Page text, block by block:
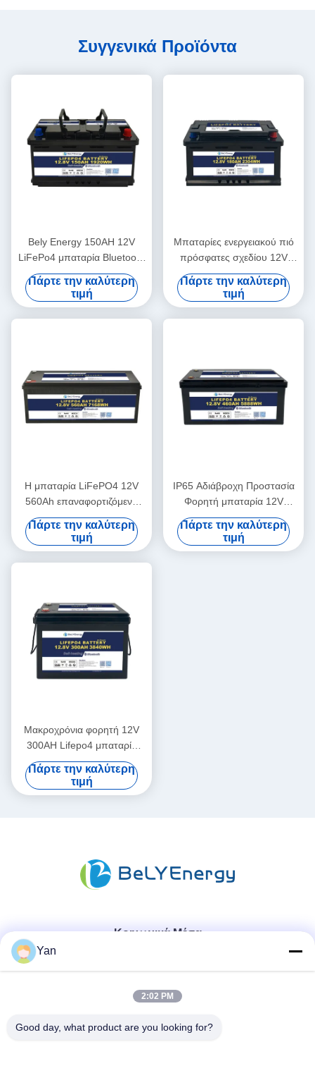
Συγγενικά Προϊόντα
Bely Energy 150AH 12V
LiFePo4 μπαταρία Bluetooth
και αυτοθέρμανση για Yachit
Medical
Πάρτε την καλύτερη
τιμή
Μπαταρίες ενεργειακού πιό
πρόσφατες σχεδίου 12V
180AH Bely για Bluetooth για
το σταθμό βάσης rv
ενεργειακής αποθήκευσης
UPS
Πάρτε την καλύτερη
τιμή
Η μπαταρία LiFePO4 12V
560Ah επαναφορτιζόμενη
Οικονομική 5000 κύκλοι 12v
Lifepo4 μπαταρία
Πάρτε την καλύτερη
τιμή
IP65 Αδιάβροχη Προστασία
Φορητή μπαταρία 12V
460Ah LiFePo4 για
αυτοκίνητο
Πάρτε την καλύτερη
τιμή
Μακροχρόνια φορητή 12V
300AH Lifepo4 μπαταρία
νέος βαθμός Α κύτταρα
μακρά διάρκεια κύκλου ζωής
Πάρτε την καλύτερη
τιμή
Κοινωνικά Μέσα
Γρήγορη επικοινωνία
Τηλ.:
Yan
2:02 PM
Good day, what product are you looking for?